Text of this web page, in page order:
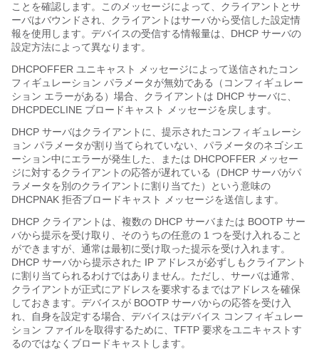
ことを確認します。このメッセージによって、クライアントとサ
ーバはバウンドされ、クライアントはサーバから受信した設定情
報を使用します。デバイスの受信する情報量は、DHCP サーバの
設定方法によって異なります。
DHCPOFFER ユニキャスト メッセージによって送信されたコン
フィギュレーション パラメータが無効である（コンフィギュレー
ション エラーがある）場合、クライアントは DHCP サーバに、
DHCPDECLINE ブロードキャスト メッセージを戻します。
DHCP サーバはクライアントに、提示されたコンフィギュレーシ
ョン パラメータが割り当てられていない、パラメータのネゴシエ
ーション中にエラーが発生した、または DHCPOFFER メッセー
ジに対するクライアントの応答が遅れている（DHCP サーバがパ
ラメータを別のクライアントに割り当てた）という意味の
DHCPNAK 拒否ブロードキャスト メッセージを送信します。
DHCP クライアントは、複数の DHCP サーバまたは BOOTP サー
バから提示を受け取り、そのうちの任意の 1 つを受け入れること
ができますが、通常は最初に受け取った提示を受け入れます。
DHCP サーバから提示された IP アドレスが必ずしもクライアント
に割り当てられるわけではありません。ただし、サーバは通常、
クライアントが正式にアドレスを要求するまではアドレスを確保
しておきます。デバイスが BOOTP サーバからの応答を受け入
れ、自身を設定する場合、デバイスはデバイス コンフィギュレー
ション ファイルを取得するために、TFTP 要求をユニキャストす
るのではなくブロードキャストします。